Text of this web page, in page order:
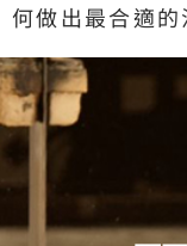
何做出最合適